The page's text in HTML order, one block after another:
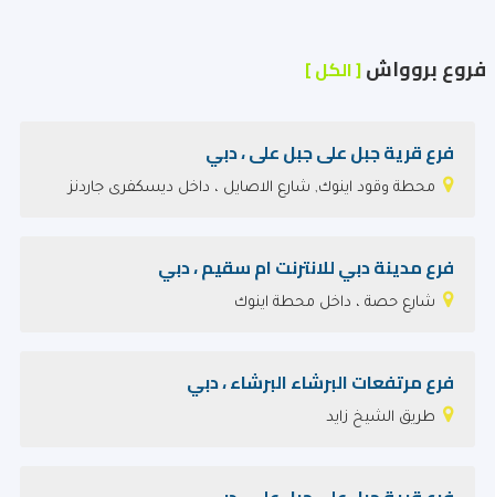
فروع بروواش[ الكل ]
فرع قرية جبل على جبل على ، دبي
محطة وقود اينوك, شارع الاصايل ، داخل ديسكفرى جاردنز
فرع مدينة دبي للانترنت ام سقيم ، دبي
شارع حصة ، داخل محطة اينوك
فرع مرتفعات البرشاء البرشاء ، دبي
طريق الشيخ زايد